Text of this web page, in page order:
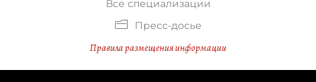
Все специализации
Пресс-досье
Правила размещения информации